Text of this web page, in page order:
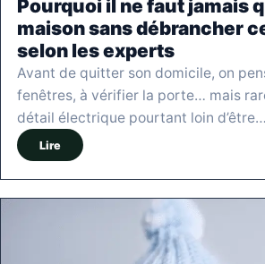
Pourquoi il ne faut jamais
maison sans débrancher
selon les experts
Avant de quitter son domicile, on
fenêtres, à vérifier la porte… mais
détail électrique pourtant loin d’être…
Lire